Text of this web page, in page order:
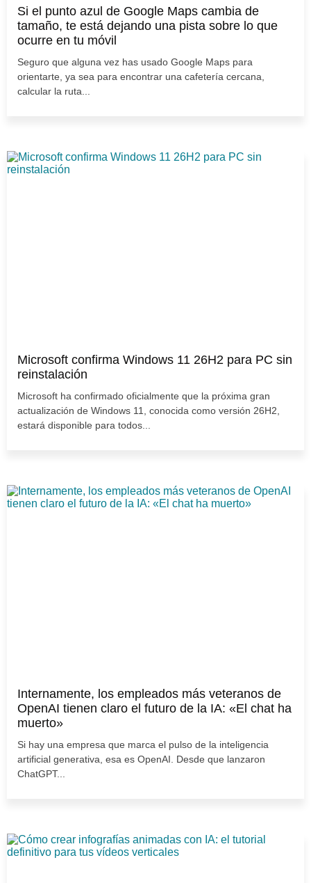
Si el punto azul de Google Maps cambia de
tamaño, te está dejando una pista sobre lo que
ocurre en tu móvil
Seguro que alguna vez has usado Google Maps para
orientarte, ya sea para encontrar una cafetería cercana,
calcular la ruta...
Microsoft confirma Windows 11 26H2 para PC sin
reinstalación
Microsoft ha confirmado oficialmente que la próxima gran
actualización de Windows 11, conocida como versión 26H2,
estará disponible para todos...
Internamente, los empleados más veteranos de
OpenAI tienen claro el futuro de la IA: «El chat ha
muerto»
Si hay una empresa que marca el pulso de la inteligencia
artificial generativa, esa es OpenAI. Desde que lanzaron
ChatGPT...